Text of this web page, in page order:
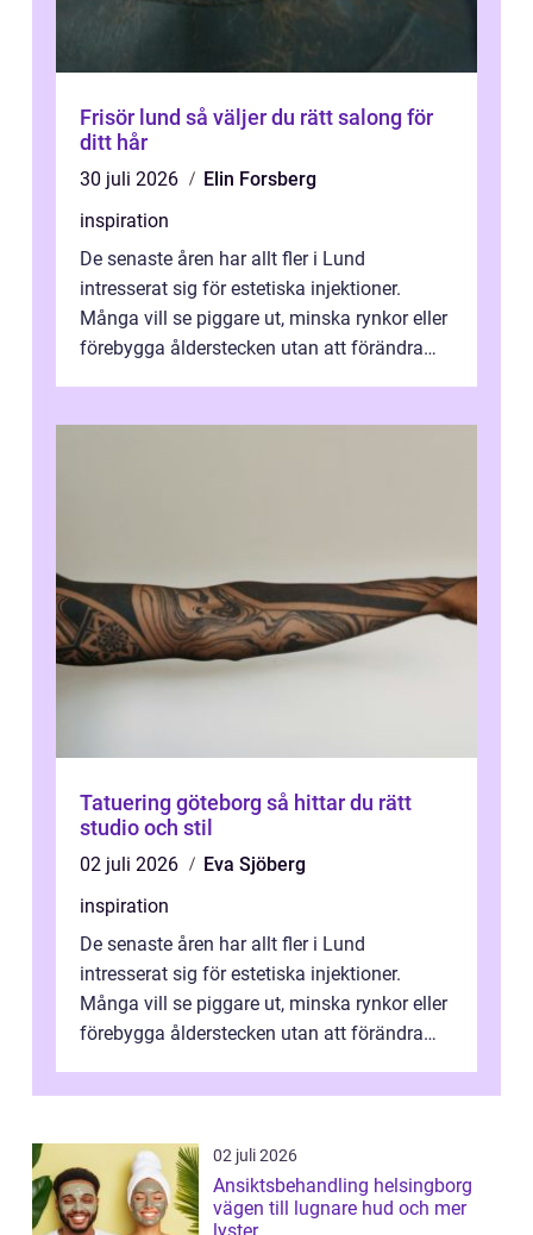
Frisör lund så väljer du rätt salong för
ditt hår
30 juli 2026
Elin Forsberg
inspiration
De senaste åren har allt fler i Lund
intresserat sig för estetiska injektioner.
Många vill se piggare ut, minska rynkor eller
förebygga ålderstecken utan att förändra
Tatuering göteborg så hittar du rätt
studio och stil
02 juli 2026
Eva Sjöberg
inspiration
De senaste åren har allt fler i Lund
intresserat sig för estetiska injektioner.
Många vill se piggare ut, minska rynkor eller
förebygga ålderstecken utan att förändra
02 juli 2026
Ansiktsbehandling helsingborg
vägen till lugnare hud och mer